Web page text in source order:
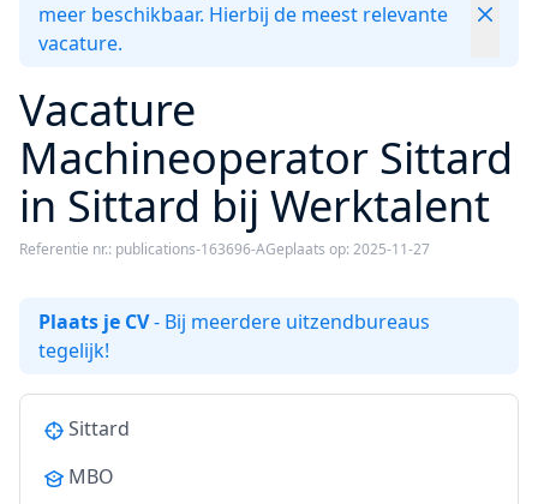
meer beschikbaar. Hierbij de meest relevante
vacature.
Vacature
Machineoperator Sittard
in Sittard bij Werktalent
Referentie nr.: publications-163696-AGeplaats op: 2025-11-27
Plaats je CV- Bij meerdere uitzendbureaus
tegelijk!
Sittard
MBO